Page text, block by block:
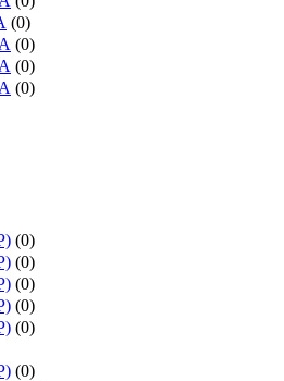
(0)
(0)
(0)
(0)
(0)
(0)
(0)
(0)
(0)
(0)